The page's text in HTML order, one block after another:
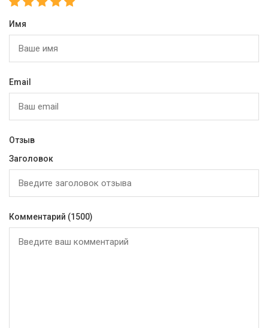
Имя
Email
Отзыв
Заголовок
Комментарий (1500)